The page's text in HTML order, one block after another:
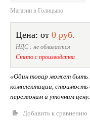
Магазин в Голицыно
Цена: от 0 руб.
НДС : не облагается
Снято с производства
«Один товар может быть
комплектации, стоимость
перезвоним и уточним
Добавить к сравнению